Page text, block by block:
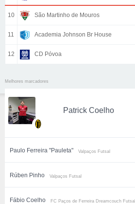
10 São Martinho de Mouros
11 Academia Johnson Br House
12 CD Póvoa
Melhores marcadores
Patrick Coelho
Paulo Ferreira "Pauleta" Valpaços Futsal
Rúben Pinho Valpaços Futsal
Fábio Coelho FC Paços de Ferreira Dreamcouch Futsal